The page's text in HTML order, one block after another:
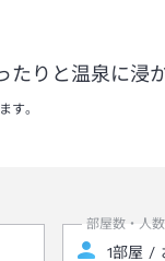
りと温泉に浸
す。
部屋数・人数